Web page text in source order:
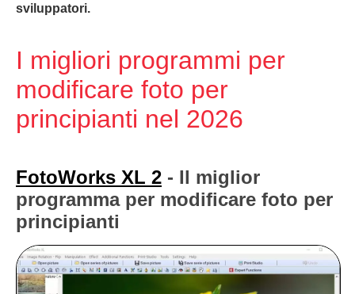
sviluppatori.
I migliori programmi per
modificare foto per
principianti nel 2026
FotoWorks XL 2 - Il miglior
programma per modificare foto per
principianti